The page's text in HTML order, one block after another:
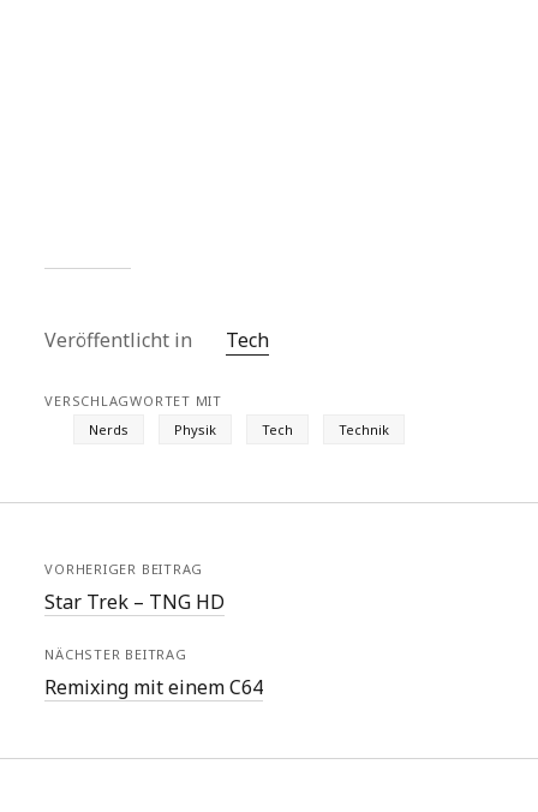
Veröffentlicht in Tech
VERSCHLAGWORTET MIT
Nerds
Physik Tech Technik
VORHERIGER BEITRAG
Star Trek – TNG HD
NÄCHSTER BEITRAG
Remixing mit einem C64